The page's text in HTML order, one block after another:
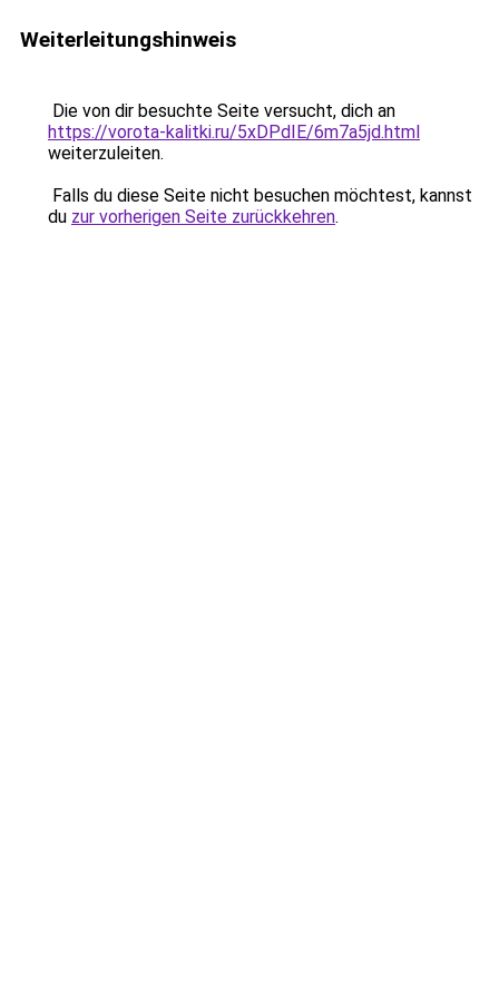
Weiterleitungshinweis
Die von dir besuchte Seite versucht, dich an
https://vorota-kalitki.ru/5xDPdIE/6m7a5jd.html
weiterzuleiten.
Falls du diese Seite nicht besuchen möchtest, kannst
du zur vorherigen Seite zurückkehren.